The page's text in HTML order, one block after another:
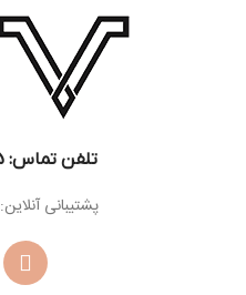
کشمران
تلفن تماس: 22663665-021​
پشتیبانی آنلاین: 09129303171